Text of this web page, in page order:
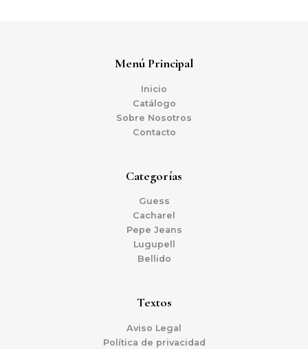
Menú Principal
Inicio
Catálogo
Sobre Nosotros
Contacto
Categorías
Guess
Cacharel
Pepe Jeans
Lugupell
Bellido
Textos
Aviso Legal
Política de privacidad